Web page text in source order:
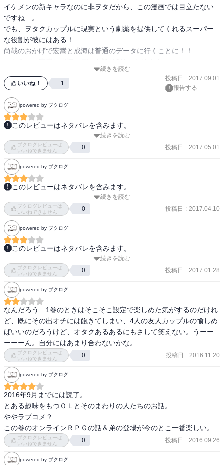
う。
この巻から宏嵩の弟の尚哉君が出て来ます。まさかの非ヲタです。
兄がヲタクだからといって、弟がヲタクとは限りませんものね。う
ちも漫画、本大好きなのは自分ですが、姉は自分がおすすめして、
貸した漫画くらいしか読まない感じです。(そして中々返ってこな
い）そんな非ヲタの弟の前で、まさか尚哉が非ヲタであることを知
らずヲタク丸出しの会話をしてしまうという…。意味の分からない
尚哉君は「専門用語ですか？」と。
いや、本当に非ヲタの前でヲタクな話してしまった時は焦りますよ
ね。やっちまった！！って本当に思いますもん。やっべぇ！！この
友だち、ヲタクばらしてなかった！！と言うときの焦りっぷりと言
ったら。
過去に、ヲタバレしていない友だちに「面白い所があるんだよ
ー。」とまん〇らけに連れていかれ、「ヲタク発言しないように気
をつけないと！！」と必死になった
過去が自分にもあります。
さて、この巻のラストで「デート」しようと言う話になります。ゲ
ーセンとか、アニメイトとかじゃない、普通のデート。はてさてど
うなる事やら。
イケメンの新キャラなのに非ヲタだから、この漫画では目立たない
ですね…。
でも、ヲタクカップルに現実という劇薬を提供してくれるスーパー
な役割が彼にはある！
尚哉のおかげで宏嵩と成海は普通のデータに行くことに！！
続きを読む
いいね！ 1
投稿日 : 2017.09.01
報告する
powered by ブクログ
このレビューはネタバレを含みます。
ノッポで眼鏡なゲーオタの弟ですってよ．
でも一般人．
口が「ω」みたいな感じでしたね．
こいつもノッポなんだけど
中身というか雰囲気は子犬的だよな．
それなりに面白かったよ．
続きを読む
ブクログレビューは
いいねできません
0 投稿日 : 2017.05.01
powered by ブクログ
このレビューはネタバレを含みます。
・デート計画？
「あててんのよ！」「あたってねーんだよ」
相も変わらず、うまくいきすぎるただの恋愛もの。
しかし失恋ピアスはよくわかるようなわからないような。
結局、女のほうだけスレてんだよね。
男のほうが悪いというかふがいない感じになってるけど
そういうわけでもないでしょ。
続きを読む
ブクログレビューは
いいねできません
0 投稿日 : 2017.04.10
powered by ブクログ
このレビューはネタバレを含みます。
1巻と比べるとヲタネタ少ないかなぁ(´・ω・)
どっかといえば、恋愛より。
最後の宏高の笑った顔はもう鼻からトマトジュース大量発生もの
(^q^)
雷のお話は、なるちゃんの優しさがあってほっこりしたー(*^^*)
先輩二人組のお話もあって面白かったです！
相変わらず、花ちゃんイケメン………！
続きを読む
ブクログレビューは
いいねできません
0 投稿日 : 2017.01.28
powered by ブクログ
なんだろう…1巻のときはそこそこ設定で楽しめた気がするのだけれ
ど、既にその出オチには飽きてしまい、4人の友人カップルの愉しめ
ばいいのだろうけど、オタクあるあるにもさして笑えない。うーー
ーーーん。自分にはあまり合わないかな。
ブクログレビューは
いいねできません
0 投稿日 : 2016.11.20
powered by ブクログ
2016年9月までには読了。
とある趣味をもつＯＬとそのまわりの人たちのお話。
ややラブコメ？
この巻のオンラインＲＰＧの話＆弟の登場が今のとこ一番楽しい。
ブクログレビューは
いいねできません
0 投稿日 : 2016.09.26
powered by ブクログ